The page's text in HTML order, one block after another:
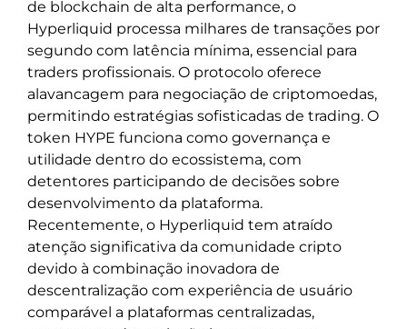
de blockchain de alta performance, o
Hyperliquid processa milhares de transações por
segundo com latência mínima, essencial para
traders profissionais. O protocolo oferece
alavancagem para negociação de criptomoedas,
permitindo estratégias sofisticadas de trading. O
token HYPE funciona como governança e
utilidade dentro do ecossistema, com
detentores participando de decisões sobre
desenvolvimento da plataforma.
Recentemente, o Hyperliquid tem atraído
atenção significativa da comunidade cripto
devido à combinação inovadora de
descentralização com experiência de usuário
comparável a plataformas centralizadas,